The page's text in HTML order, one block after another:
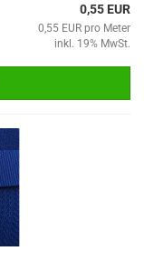
0,55 EUR
0,55 EUR pro Meter
inkl. 19% MwSt.